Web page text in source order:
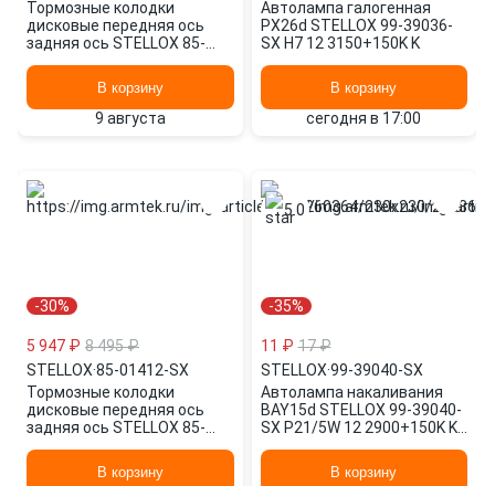
Тормозные колодки
дисковые передняя ось
задняя ось STELLOX 85-
В корзину
9 августа
Автолампа галогенная
PX26d STELLOX 99-39036-
SX H7 12 3150+150K K
В корзину
сегодня в 17:00
-30%
5 947 ₽ 8 495 ₽
STELLOX·85-01412-SX
Тормозные колодки
дисковые передняя ось
задняя ось STELLOX 85-
В корзину
5.0
-35%
11 ₽ 17 ₽
STELLOX·99-39040-SX
Автолампа накаливания
BAY15d STELLOX 99-39040-
SX P21/5W 12 2900+150K K
В корзину